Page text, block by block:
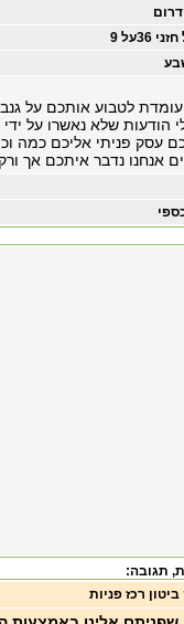
36על 9
עומדת לטבוע אותכם על
הודעות שלא נאשרו על
עסק פניתי אליכם כמה
אנחנו נדבר איתכם אך
, תגובה:
ביטון רכז פניות